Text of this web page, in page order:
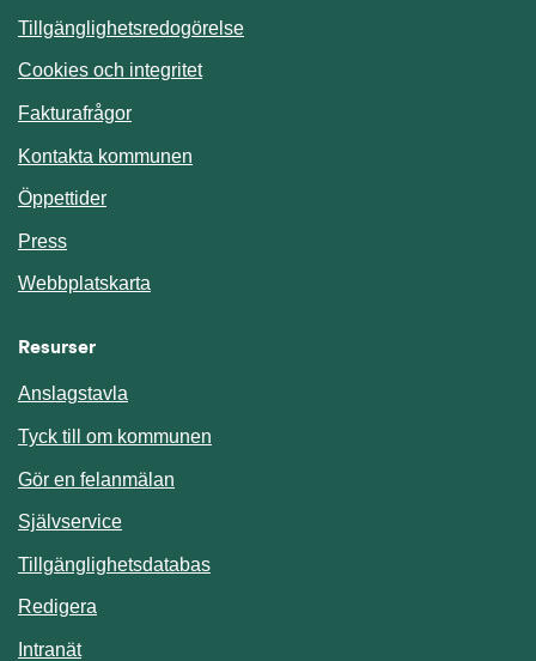
Tillgänglighetsredogörelse
Cookies och integritet
Fakturafrågor
Kontakta kommunen
Öppettider
Press
Webbplatskarta
Resurser
Anslagstavla
Tyck till om kommunen
Gör en felanmälan
SjälvserviceLänk till annan webbplats.
TillgänglighetsdatabasLänk till annan webbplats.
Redigera
IntranätLänk till annan webbplats.